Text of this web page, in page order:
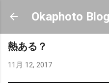
スキップしてメイ
Okaphoto Blog
熱ある？
11月 12, 2017